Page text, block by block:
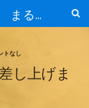
美と健康の創造館 まるとみ薬品 ぐんまの薬屋 芳さんのブログ
トなし
し上げま